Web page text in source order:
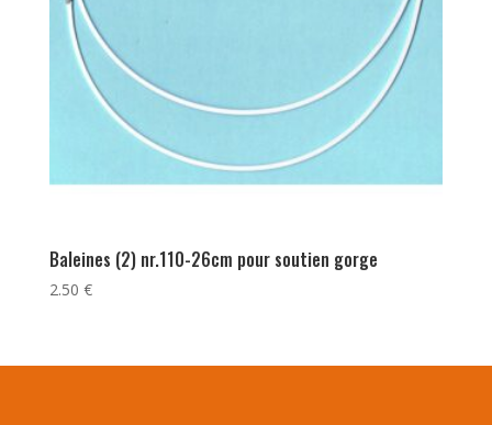
Baleines (2) nr.110-26cm pour soutien gorge
2.50 €